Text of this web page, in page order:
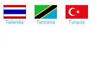
Tailandia Tanzania Turquía